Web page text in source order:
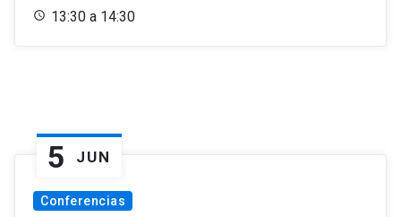
13:30 a 14:30
5 JUN
Conferencias